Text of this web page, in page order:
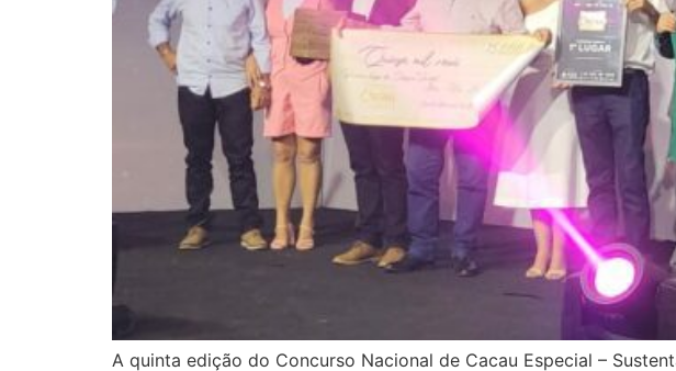
A quinta edição do Concurso Nacional de Cacau Especial –